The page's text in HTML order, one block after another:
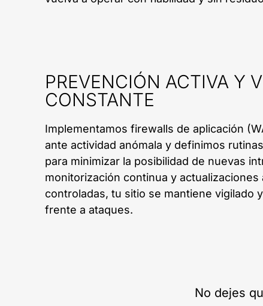
PREVENCIÓN ACTIVA Y
CONSTANTE
Implementamos firewalls de aplicación
ante actividad anómala y definimos
para minimizar la posibilidad de nuevas
monitorización continua y actualizaciones
controladas, tu sitio se mantiene vigilado
frente a ataques.
No dejes